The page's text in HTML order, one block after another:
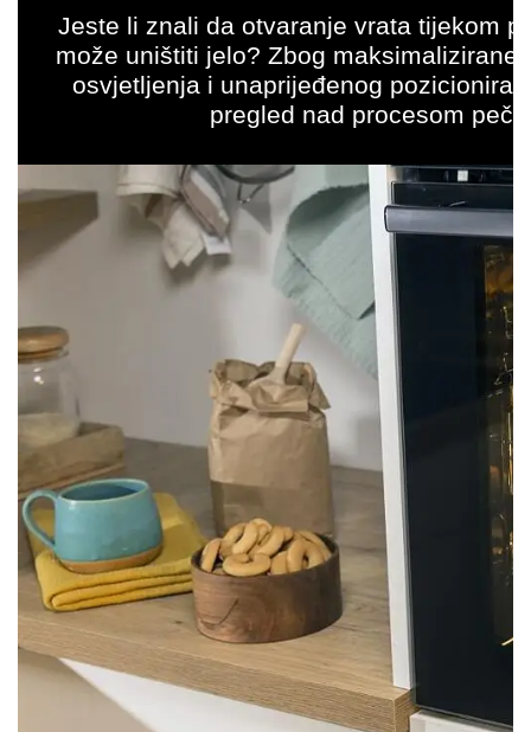
Jeste li znali da otvaranje vrata tijekom
može uništiti jelo? Zbog
osvjetljenja i unaprijeđenog
pregled nad procesom